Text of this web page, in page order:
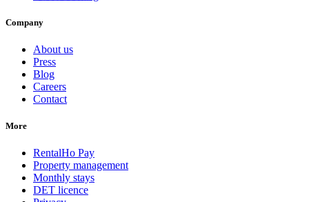
Company
About us
Press
Blog
Careers
Contact
More
RentalHo Pay
Property management
Monthly stays
DET licence